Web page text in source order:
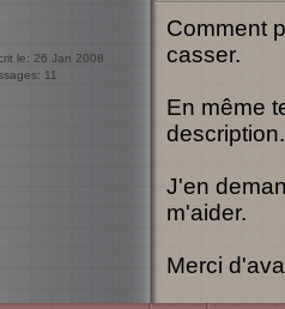
le: 26 Jan 2008
11
Comment
casser.
En même
description.
J'en
m'aider.
Merci